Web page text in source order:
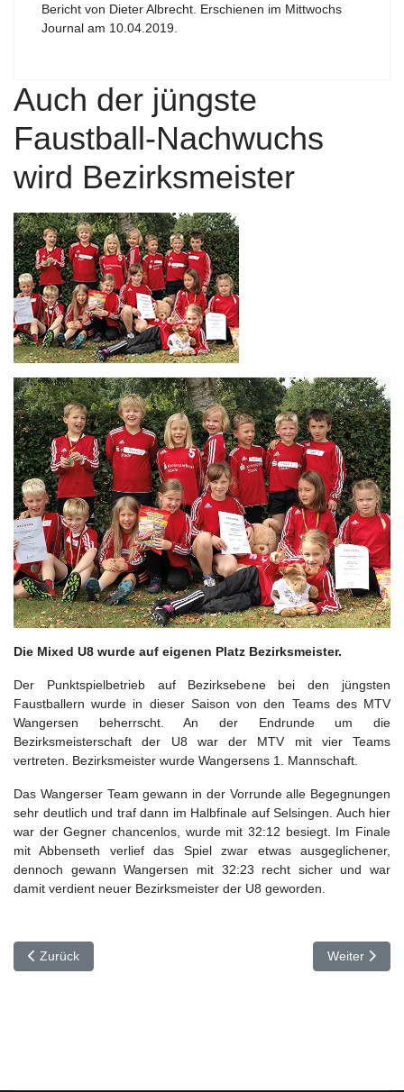
Bericht von Dieter Albrecht. Erschienen im Mittwochs
Journal am 10.04.2019.
Auch der jüngste
Faustball-Nachwuchs
wird Bezirksmeister
Die Mixed U8 wurde auf eigenen Platz Bezirksmeister.
Der Punktspielbetrieb auf Bezirksebene bei den jüngsten
Faustballern wurde in dieser Saison von den Teams des MTV
Wangersen beherrscht. An der Endrunde um die
Bezirksmeisterschaft der U8 war der MTV mit vier Teams
vertreten. Bezirksmeister wurde Wangersens 1. Mannschaft.
Das Wangerser Team gewann in der Vorrunde alle Begegnungen
sehr deutlich und traf dann im Halbfinale auf Selsingen. Auch hier
war der Gegner chancenlos, wurde mit 32:12 besiegt. Im Finale
mit Abbenseth verlief das Spiel zwar etwas ausgeglichener,
dennoch gewann Wangersen mit 32:23 recht sicher und war
damit verdient neuer Bezirksmeister der U8 geworden.
Vorheriger Beitrag: U16-Mädchen mit gelungener Generalprobe
Zurück Nächster
Weiter